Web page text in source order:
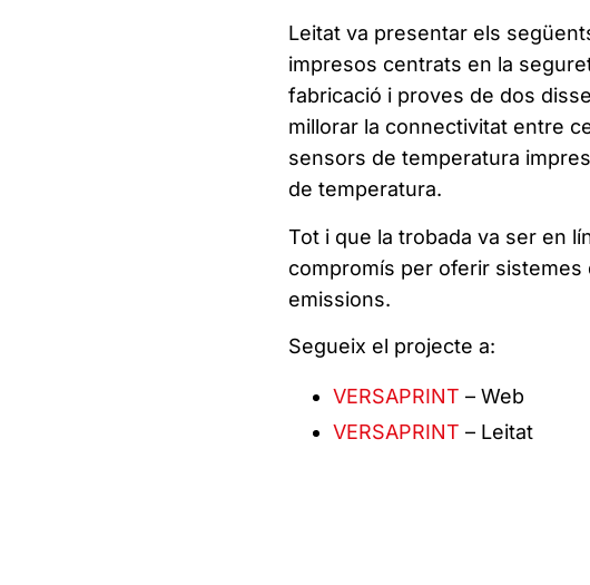
Leitat va presentar els
impresos centrats en la
fabricació i proves de dos
millorar la connectivitat entre
sensors de temperatura
de temperatura.
Tot i que la trobada va ser en
compromís per oferir
emissions.
Segueix el projecte a:
VERSAPRINT – Web
VERSAPRINT – Leitat